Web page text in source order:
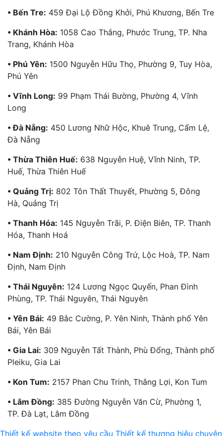
• Bến Tre: 459 Đại Lộ Đồng Khởi, Phú Khương, Bến Tre
• Khánh Hòa: 1058 Cao Thắng, Phước Trung, TP. Nha
Trang, Khánh Hòa
• Phú Yên: 1500 Nguyễn Hữu Thọ, Phường 9, Tuy Hòa,
Phú Yên
• Vĩnh Long: 99 Phạm Thái Bường, Phường 4, Vĩnh
Long
• Đà Nẵng: 450 Lương Nhữ Hộc, Khuê Trung, Cẩm Lệ,
Đà Nẵng
• Thừa Thiên Huế: 638 Nguyễn Huệ, Vĩnh Ninh, TP.
Huế, Thừa Thiên Huế
• Quảng Trị: 802 Tôn Thất Thuyết, Phường 5, Đông
Hà, Quảng Trị
• Thanh Hóa: 145 Nguyễn Trãi, P. Điện Biên, TP. Thanh
Hóa, Thanh Hoá
• Nam Định: 210 Nguyễn Công Trứ, Lộc Hoà, TP. Nam
Định, Nam Định
• Thái Nguyên: 124 Lương Ngọc Quyến, Phan Đình
Phùng, TP. Thái Nguyên, Thái Nguyên
• Yên Bái: 49 Bắc Cường, P. Yên Ninh, Thành phố Yên
Bái, Yên Bái
• Gia Lai: 309 Nguyễn Tất Thành, Phù Đổng, Thành phố
Pleiku, Gia Lai
• Kon Tum: 2157 Phan Chu Trinh, Thắng Lợi, Kon Tum
• Lâm Đồng: 385 Đường Nguyễn Văn Cừ, Phường 1,
TP. Đà Lạt, Lâm Đồng
Thiết kế website theo yêu cầu Thiết kế thương hiệu chuyên